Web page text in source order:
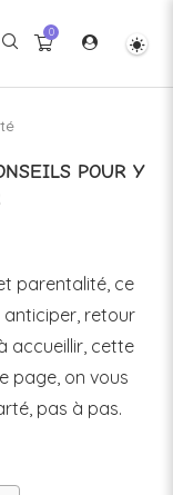
0
POUR Y
parentalité, ce
anticiper, retour
accueillir, cette
page, on vous
pas à pas.